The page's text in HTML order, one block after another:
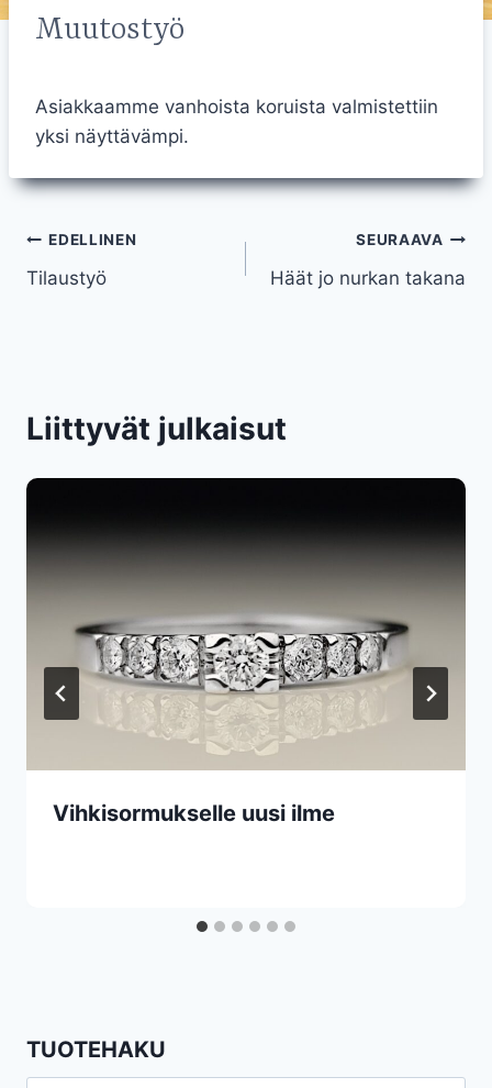
Muutostyö
Asiakkaamme vanhoista koruista valmistettiin
yksi näyttävämpi.
Artikkelien
selaus
EDELLINEN
Tilaustyö
SEURAAVA
Häät jo nurkan takana
Liittyvät julkaisut
Vihkisormukselle uusi ilme
TUOTEHAKU